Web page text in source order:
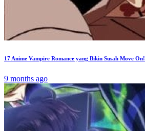
17 Anime Vampire Romance yang Bikin Susah Move On!
9 months ago